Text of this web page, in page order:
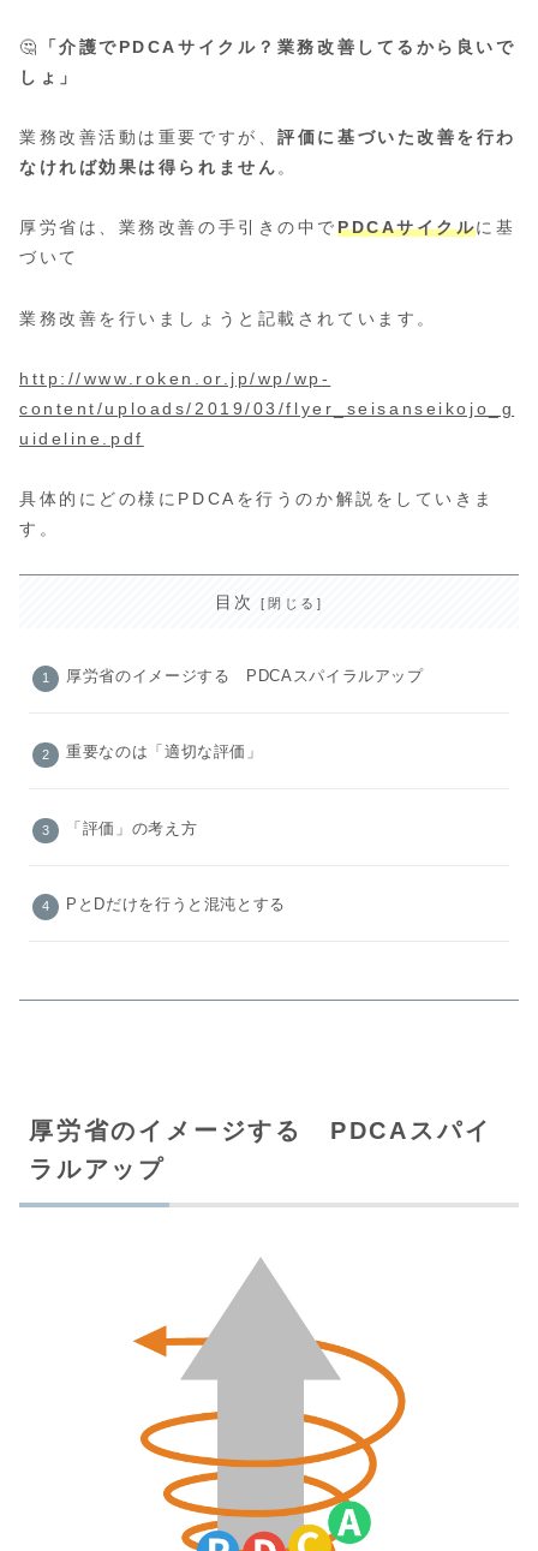
🤔
「介護でPDCAサイクル？業務改善してるから良いで
しょ」
業務改善活動は重要ですが、評価に基づいた改善を行わ
なければ効果は得られません。
厚労省は、業務改善の手引きの中でPDCAサイクルに基
づいて
業務改善を行いましょうと記載されています。
http://www.roken.or.jp/wp/wp-
content/uploads/2019/03/flyer_seisanseikojo_g
uideline.pdf
具体的にどの様にPDCAを行うのか解説をしていきま
す。
目次
厚労省のイメージする PDCAスパイラルアップ
重要なのは「適切な評価」
「評価」の考え方
PとDだけを行うと混沌とする
厚労省のイメージする PDCAスパイ
ラルアップ